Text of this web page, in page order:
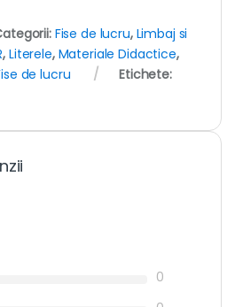
Fise de lucru, Limbaj si
, Literele, Materiale Didactice,
de lucru
Etichete:
0